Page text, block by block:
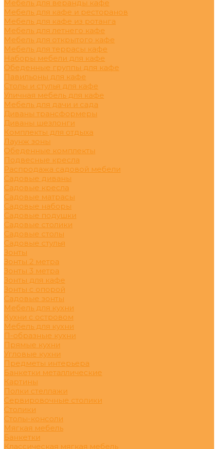
Мебель для веранды кафе
Мебель для кафе и ресторанов
Мебель для кафе из ротанга
Мебель для летнего кафе
Мебель для открытого кафе
Мебель для террасы кафе
Наборы мебели для кафе
Обеденные группы для кафе
Павильоны для кафе
Столы и стулья для кафе
Уличная мебель для кафе
Мебель для дачи и сада
Диваны трансформеры
Диваны шезлонги
Комплекты для отдыха
Лаунж зоны
Обеденные комплекты
Подвесные кресла
Распродажа садовой мебели
Садовые диваны
Садовые кресла
Садовые матрасы
Садовые наборы
Садовые подушки
Садовые столики
Садовые столы
Садовые стулья
Зонты
Зонты 2 метра
Зонты 3 метра
Зонты для кафе
Зонты с опорой
Садовые зонты
Мебель для кухни
Кухни с островом
Мебель для кухни
П-образные кухни
Прямые кухни
Угловые кухни
Предметы интерьера
Банкетки металлические
Картины
Полки стеллажи
Сервировочные столики
Столики
Столы-консоли
Мягкая мебель
Банкетки
Классическая мягкая мебель